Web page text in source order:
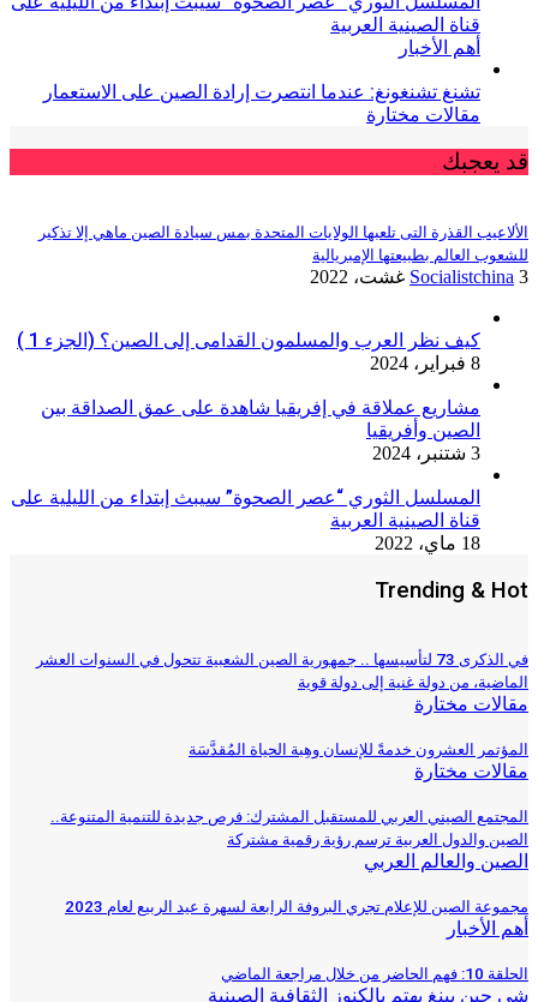
قناة الصينية العربية
أهم الأخبار
تشنغ تشنغونغ: عندما انتصرت إرادة الصين على الاستعمار
مقالات مختارة
قد يعجبك
الألاعيب القذرة التى تلعبها الولايات المتحدة بمس سيادة الصين ماهي إلا تذكير
للشعوب العالم بطبيعتها الإمبريالية
Socialistchina 3 غشت، 2022
كيف نظر العرب والمسلمون القدامى إلى الصين؟ (الجزء 1 )
8 فبراير، 2024
مشاريع عملاقة في إفريقيا شاهدة على عمق الصداقة بين
الصين وأفريقيا
3 شتنبر، 2024
المسلسل الثوري “عصر الصحوة” سيبث إبتداء من الليلية على
قناة الصينية العربية
18 ماي، 2022
Trending & Hot
في الذكرى 73 لتأسيسها .. جمهورية الصين الشعبية تتحول في السنوات العشر
الماضية، من دولة غنية إلى دولة قوية
مقالات مختارة
المؤتمر العشرون خدمةً للإنسان وهِبة الحياة المُقدَّسَة
مقالات مختارة
المجتمع الصيني العربي للمستقبل المشترك: فرص جديدة للتنمية المتنوعة..
الصين والدول العربية ترسم رؤية رقمية مشتركة
الصين والعالم العربي
مجموعة الصين للإعلام تجري البروفة الرابعة لسهرة عيد الربيع لعام 2023
أهم الأخبار
الحلقة 10: فهم الحاضر من خلال مراجعة الماضي
شي جين بينغ يهتم بالكنوز الثقافية الصينية